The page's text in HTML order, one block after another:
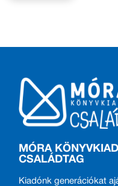
MÓRA
CSALÁDTAG
Kiadónk generációkat